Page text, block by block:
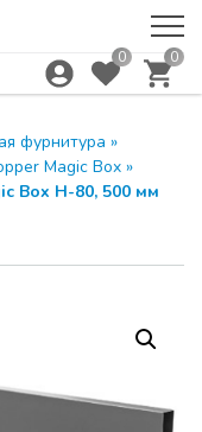
0 0
фурнитура »
Magic Box »
Box H-80, 500 мм